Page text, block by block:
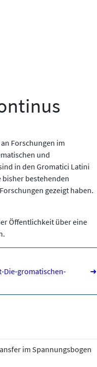
Forschungen im
und
in den Gromatici Latini
bestehenden
gezeigt haben.
Öffentlichkeit über eine
gromatischen-
➜
im Spannungsbogen